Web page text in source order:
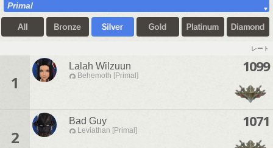
Primal
レート
1
Lalah Wilzuun
Behemoth [Primal]
1099
2
Bad Guy
Leviathan [Primal]
1071